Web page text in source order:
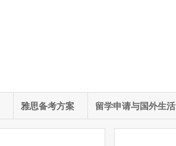
雅思备考方案 留学申请与国外生活